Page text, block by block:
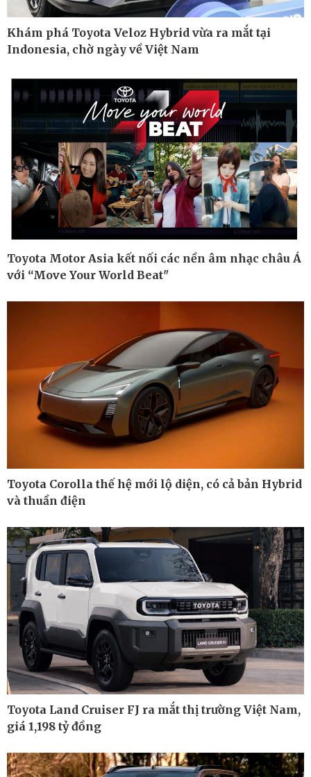
Kinh tế
Bất động sản
Khởi nghiệp
Thị trường
Giá vàng
Tiêu dùng
Tỷ giá
Giá cà phê
Pháp luật
Vụ án
Tin nóng
Tư vấn luật
Thể thao
Pickleball
Bóng đá quốc tế
Bóng đá Việt Nam
Thế giới thể thao
Lịch thi đấu bóng đá
eSports
Hậu trường
Khám phá Toyota Veloz Hybrid vừa ra mắt tại
Indonesia, chờ ngày về Việt Nam
Toyota Motor Asia kết nối các nền âm nhạc châu Á
với “Move Your World Beat"
Toyota Corolla thế hệ mới lộ diện, có cả bản Hybrid
và thuần điện
Toyota Land Cruiser FJ ra mắt thị trường Việt Nam,
giá 1,198 tỷ đồng